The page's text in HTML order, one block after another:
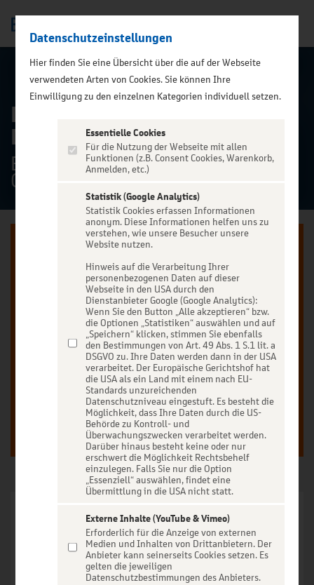
ALLE TERMINE
Dire Strats - A Tribute to
Dire Straits
Ev.-Luth. St. Markus-Kirche,
Chemnitz
Jetzt anmelden oder registrieren
Unser Ticketverkauf ist exklusiv für Kunden der
BBBanken vorbehalten.
Anmelden Registrieren
Erleben Sie die meistgebuchte Dire Straits-Tribute-Band
Datenschutzeinstellungen
Hier finden Sie eine Übersicht über die auf der Webseite
verwendeten Arten von Cookies. Sie können Ihre
Einwilligung zu den einzelnen Kategorien individuell setzen.
Essentielle Cookies
Für die Nutzung der Webseite mit allen
Funktionen (z.B. Consent Cookies, Warenkorb,
Anmelden, etc.)
Statistik (Google Analytics)
Statistik Cookies erfassen Informationen
anonym. Diese Informationen helfen uns zu
verstehen, wie unsere Besucher unsere
Website nutzen.
Hinweis auf die Verarbeitung Ihrer
personenbezogenen Daten auf dieser
Webseite in den USA durch den
Dienstanbieter Google (Google Analytics):
Wenn Sie den Button „Alle akzeptieren“ bzw.
die Optionen „Statistiken“ auswählen und auf
„Speichern“ klicken, stimmen Sie ebenfalls
den Bestimmungen von Art. 49 Abs. 1 S.1 lit. a
DSGVO zu. Ihre Daten werden dann in der USA
verarbeitet. Der Europäische Gerichtshof hat
die USA als ein Land mit einem nach EU-
Standards unzureichenden
Datenschutzniveau eingestuft. Es besteht die
Möglichkeit, dass Ihre Daten durch die US-
Behörde zu Kontroll- und
Überwachungszwecken verarbeitet werden.
Darüber hinaus besteht keine oder nur
erschwert die Möglichkeit Rechtsbehelf
einzulegen. Falls Sie nur die Option
„Essenziell“ auswählen, findet eine
Übermittlung in die USA nicht statt.
Externe Inhalte (YouTube & Vimeo)
Erforderlich für die Anzeige von externen
Medien und Inhalten von Drittanbietern. Der
Anbieter kann seinerseits Cookies setzen. Es
gelten die jeweiligen
Datenschutzbestimmungen des Anbieters.